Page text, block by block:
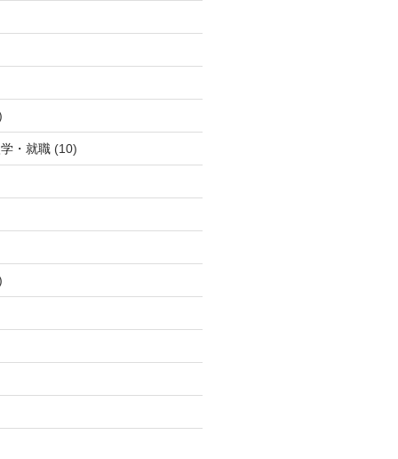
・就職(10)